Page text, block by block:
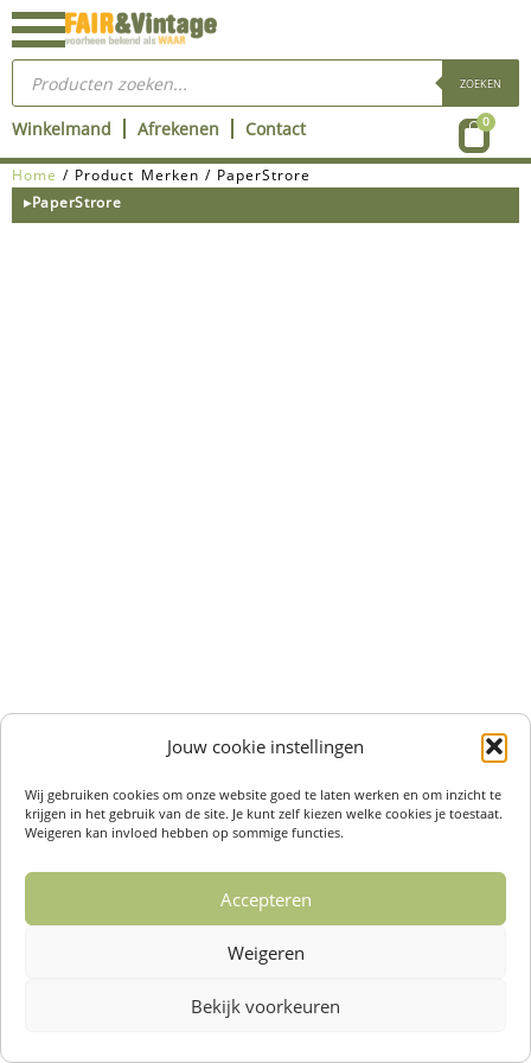
Jouw cookie instellingen
Wij gebruiken cookies om onze website goed te laten werken en om inzicht te
krijgen in het gebruik van de site. Je kunt zelf kiezen welke cookies je toestaat.
Weigeren kan invloed hebben op sommige functies.
Accepteren
Weigeren
Bekijk voorkeuren
Ga
naar
inhoud
Producten
zoeken ZOEKEN
Winkelmand Afrekenen Contact 0
Home / Product Merken / PaperStrore
▸PaperStrore